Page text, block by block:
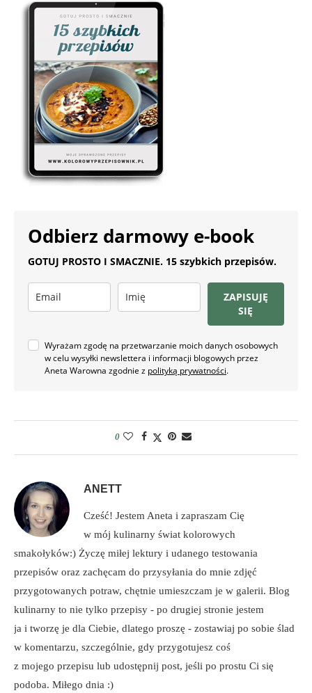
Odbierz darmowy e-book
GOTUJ PROSTO I SMACZNIE. 15 szybkich przepisów.
ZAPISUJĘ
SIĘ
Wyrażam zgodę na przetwarzanie moich danych osobowych
w celu wysyłki newslettera i informacji blogowych przez
Aneta Warowna zgodnie z polityką prywatności.
0
ANETT
Cześć! Jestem Aneta i zapraszam Cię
w mój kulinarny świat kolorowych
smakołyków:) Życzę miłej lektury i udanego testowania
przepisów oraz zachęcam do przysyłania do mnie zdjęć
przygotowanych potraw, chętnie umieszczam je w galerii. Blog
kulinarny to nie tylko przepisy - po drugiej stronie jestem
ja i tworzę je dla Ciebie, dlatego proszę - zostawiaj po sobie ślad
w komentarzu, szczególnie, gdy przygotujesz coś
z mojego przepisu lub udostępnij post, jeśli po prostu Ci się
podoba. Miłego dnia :)